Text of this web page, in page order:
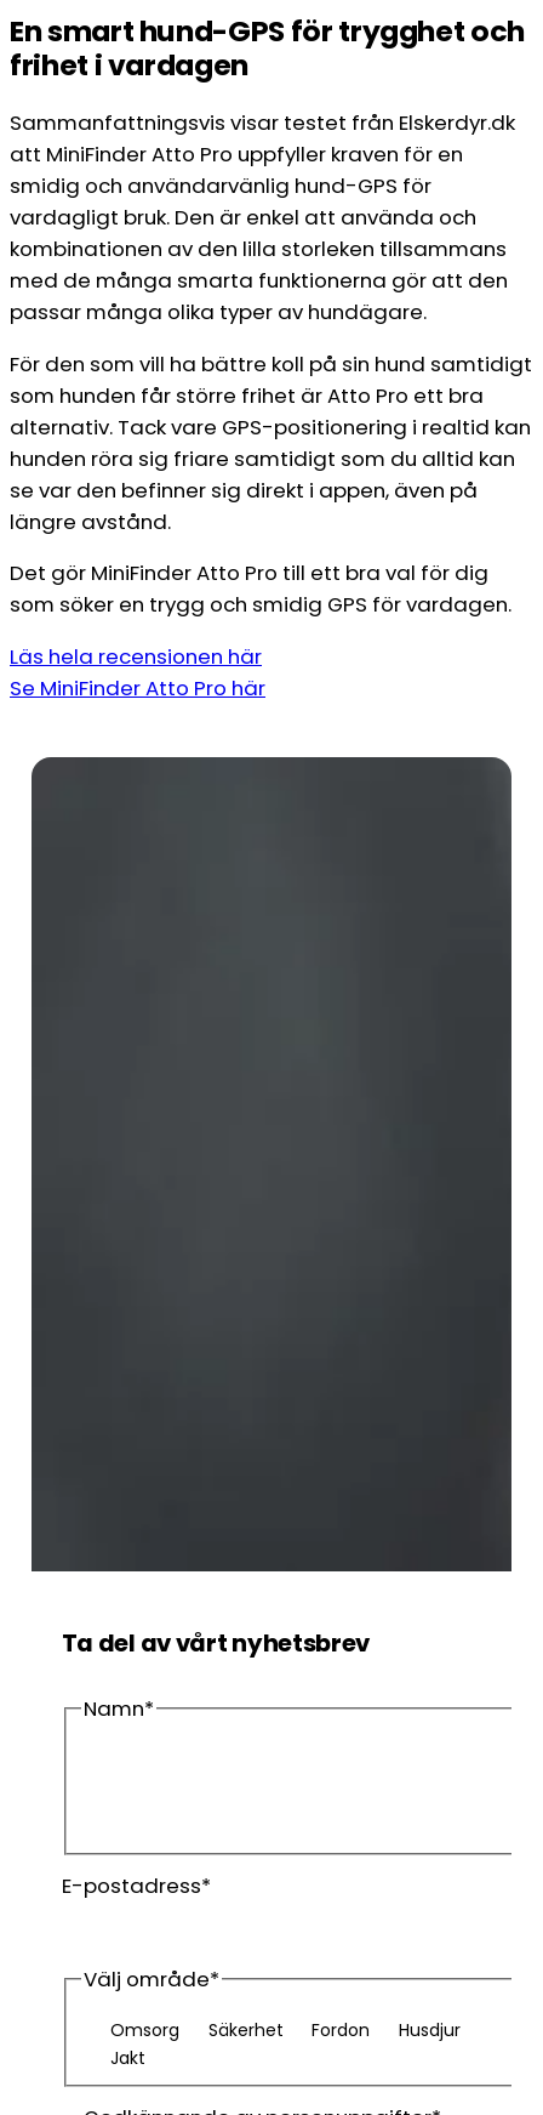
En smart hund-GPS för trygghet och
frihet i vardagen
Sammanfattningsvis visar testet från Elskerdyr.dk
att MiniFinder Atto Pro uppfyller kraven för en
smidig och användarvänlig hund-GPS för
vardagligt bruk. Den är enkel att använda och
kombinationen av den lilla storleken tillsammans
med de många smarta funktionerna gör att den
passar många olika typer av hundägare.
För den som vill ha bättre koll på sin hund samtidigt
som hunden får större frihet är Atto Pro ett bra
alternativ. Tack vare GPS-positionering i realtid kan
hunden röra sig friare samtidigt som du alltid kan
se var den befinner sig direkt i appen, även på
längre avstånd.
Det gör MiniFinder Atto Pro till ett bra val för dig
som söker en trygg och smidig GPS för vardagen.
Läs hela recensionen här
Se MiniFinder Atto Pro här
Ta del av vårt nyhetsbrev
Namn*
Efternamn
E-postadress*
Välj område*
Omsorg Säkerhet Fordon
Husdjur
Jakt